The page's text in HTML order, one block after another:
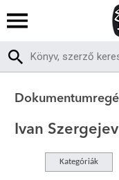
Ivan
Kategóriák